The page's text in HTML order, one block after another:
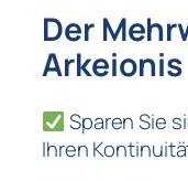
Der
Arkeionis
Sparen Sie
Ihren